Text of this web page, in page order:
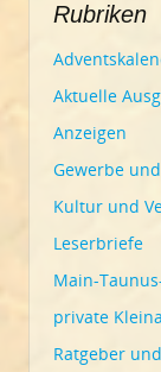
Rubriken
Aktuelle
Anzeigen
Gewerbe
Kultur und
Leserbriefe
Main-
private
Ratgeber